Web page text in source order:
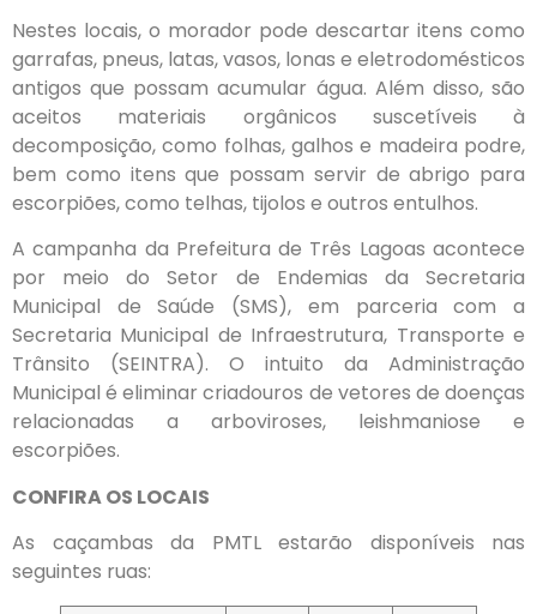
Nestes locais, o morador pode descartar itens como
garrafas, pneus, latas, vasos, lonas e eletrodomésticos
antigos que possam acumular água. Além disso, são
aceitos materiais orgânicos suscetíveis à
decomposição, como folhas, galhos e madeira podre,
bem como itens que possam servir de abrigo para
escorpiões, como telhas, tijolos e outros entulhos.
A campanha da Prefeitura de Três Lagoas acontece
por meio do Setor de Endemias da Secretaria
Municipal de Saúde (SMS), em parceria com a
Secretaria Municipal de Infraestrutura, Transporte e
Trânsito (SEINTRA). O intuito da Administração
Municipal é eliminar criadouros de vetores de doenças
relacionadas a arboviroses, leishmaniose e
escorpiões.
CONFIRA OS LOCAIS
As caçambas da PMTL estarão disponíveis nas
seguintes ruas: